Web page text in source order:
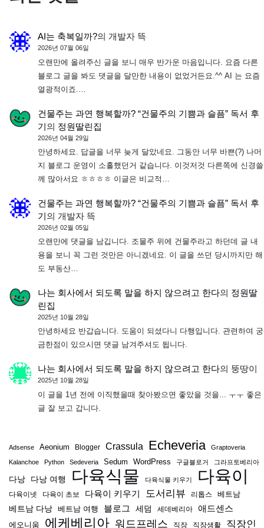
AI는 축복일까?의 개발자 뜩
2026년 07월 06일
오랜만에 올려주신 글을 보니 매우 반가운 마음입니다. 요즘 다른
블로그 글을 봐도 댓글을 달만한 내용이 없었거든요.^^ AI 는 요즘
열광적이죠.…
건물주는 과연 행복할까? “건물주의 기쁨과 슬픔” 독서 후
기의 정원딸린집
2026년 04월 29일
안녕하세요. 답글을 너무 늦게 달았네요. 그동안 너무 바쁜(?) 나머
지 블로그 운영이 소홀했던거 같습니다. 이것저것 다른쪽에 신경쓸
께 많아서요 ㅎㅎㅎㅎ 이글은 비교적…
건물주는 과연 행복할까? “건물주의 기쁨과 슬픔” 독서 후
기의 개발자 뜩
2026년 02월 05일
오랜만에 댓글을 남깁니다. 조물주 위에 건물주라고 하던데 글 내
용을 보니 꼭 그런 것만은 아니겠네요. 이 글을 쓰던 당시까지만 해
도 부동산…
나는 회사에서 되도록 말을 하지 않으려고 한다의 정원딸
린집
2025년 10월 28일
안녕하세요 반갑습니다. 도움이 되셨다니 다행입니다. 관련하여 궁
금한점이 있으시면 댓글 남겨주셔도 됩니다.
나는 회사에서 되도록 말을 하지 않으려고 한다의 뚱땅이
2025년 10월 28일
이 글을 1년 전에 이직했을때 찾아봤으면 좋았을 것을... ㅜㅜ 좋은
글 잘 보고 갑니다.
Adsense Aeonium Blogger Crassula Echeveria Graptoveria
Kalanchoe Python Sedeveria Sedum WordPress 구글블로거 그라프토베리아
다낭 다낭 여행 다육식물 다육식물 키우기 다육이
다육이넷 다육이 초보 다육이 키우기 도서리뷰 리톱스
베트남
베트남 다낭 베트남 여행 블로그 세덤 세데베리아 애드센스
에오니움 에케베리아 워드프레스 직장 직장생활 직장인